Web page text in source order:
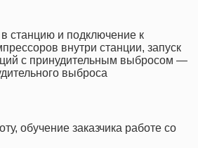
станцию и подключение к
внутри станции, запуск
с принудительным выбросом —
выброса
обучение заказчика работе со